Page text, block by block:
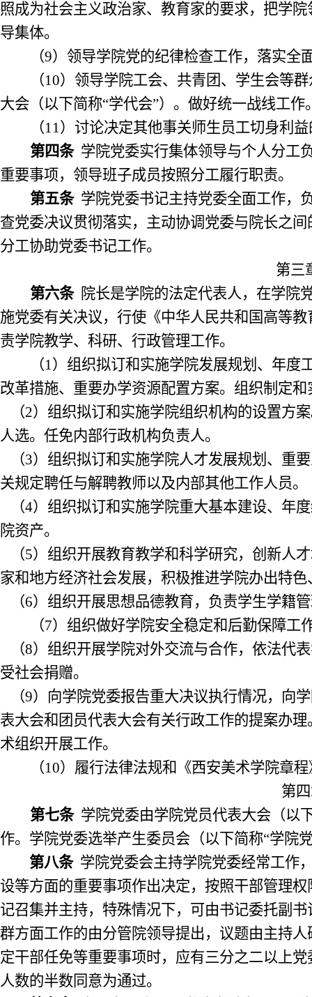
照成为社会主义政治家、教育家的要求，把学
导集体。
（9）领导学院党的纪律检查工作，落实全
（10）领导学院工会、共青团、学生会等
大会（以下简称“学代会”）。做好统一战线工作
（11）讨论决定其他事关师生员工切身利
第四条 学院党委实行集体领导与个人分工
重要事项，领导班子成员按照分工履行职责。
第五条 学院党委书记主持党委全面工作，
查党委决议贯彻落实，主动协调党委与院长之
分工协助党委书记工作。
第三
第六条 院长是学院的法定代表人，在学院
施党委有关决议，行使《中华人民共和国高等
责学院教学、科研、行政管理工作。
（1）组织拟订和实施学院发展规划、年度
改革措施、重要办学资源配置方案。组织制定
（2）组织拟订和实施学院组织机构的设置方
人选。任免内部行政机构负责人。
（3）组织拟订和实施学院人才发展规划、重
关规定聘任与解聘教师以及内部其他工作人员。
（4）组织拟订和实施学院重大基本建设、年
院资产。
（5）组织开展教育教学和科学研究，创新人
家和地方经济社会发展，积极推进学院办出特
（6）组织开展思想品德教育，负责学生学籍
（7）组织做好学院安全稳定和后勤保障工
（8）组织开展学院对外交流与合作，依法代
受社会捐赠。
（9）向学院党委报告重大决议执行情况，向
表大会和团员代表大会有关行政工作的提案办
术组织开展工作。
（10）履行法律法规和《西安美术学院章
第
第七条 学院党委由学院党员代表大会（以
作。学院党委选举产生委员会（以下简称“学院
第八条 学院党委会主持学院党委经常工作
设等方面的重要事项作出决定，按照干部管理
记召集并主持，特殊情况下，可由书记委托副
群方面工作的由分管院领导提出，议题由主持
定干部任免等重要事项时，应有三分之二以上
人数的半数同意为通过。